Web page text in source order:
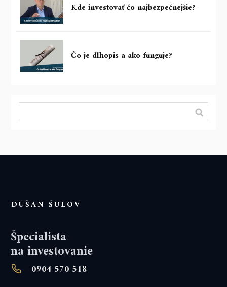
Kde investovať čo najbezpečnejšie?
Čo je dlhopis a ako funguje?
DUŠAN ŠULOV
Špecialista
na investovanie
0904 570 518